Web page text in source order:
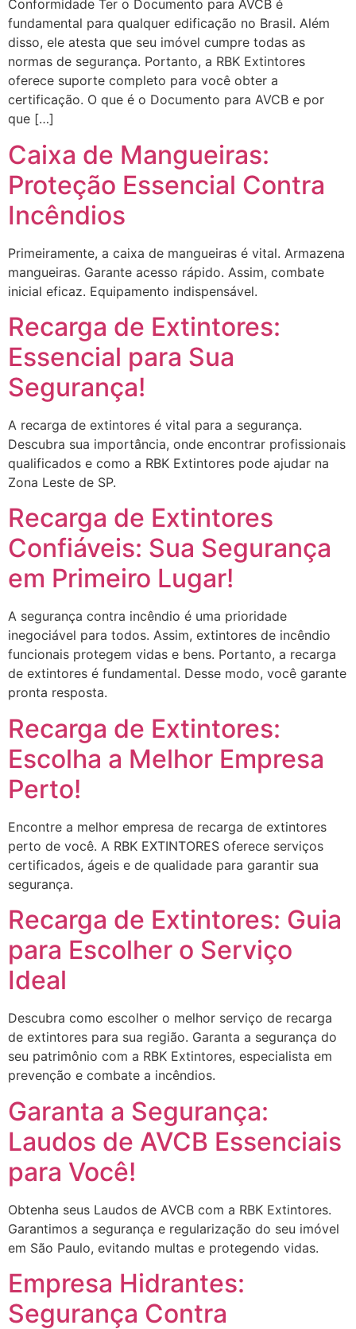
Conformidade Ter o Documento para AVCB é
fundamental para qualquer edificação no Brasil. Além
disso, ele atesta que seu imóvel cumpre todas as
normas de segurança. Portanto, a RBK Extintores
oferece suporte completo para você obter a
certificação. O que é o Documento para AVCB e por
que […]
Caixa de Mangueiras:
Proteção Essencial Contra
Incêndios
Primeiramente, a caixa de mangueiras é vital. Armazena
mangueiras. Garante acesso rápido. Assim, combate
inicial eficaz. Equipamento indispensável.
Recarga de Extintores:
Essencial para Sua
Segurança!
A recarga de extintores é vital para a segurança.
Descubra sua importância, onde encontrar profissionais
qualificados e como a RBK Extintores pode ajudar na
Zona Leste de SP.
Recarga de Extintores
Confiáveis: Sua Segurança
em Primeiro Lugar!
A segurança contra incêndio é uma prioridade
inegociável para todos. Assim, extintores de incêndio
funcionais protegem vidas e bens. Portanto, a recarga
de extintores é fundamental. Desse modo, você garante
pronta resposta.
Recarga de Extintores:
Escolha a Melhor Empresa
Perto!
Encontre a melhor empresa de recarga de extintores
perto de você. A RBK EXTINTORES oferece serviços
certificados, ágeis e de qualidade para garantir sua
segurança.
Recarga de Extintores: Guia
para Escolher o Serviço
Ideal
Descubra como escolher o melhor serviço de recarga
de extintores para sua região. Garanta a segurança do
seu patrimônio com a RBK Extintores, especialista em
prevenção e combate a incêndios.
Garanta a Segurança:
Laudos de AVCB Essenciais
para Você!
Obtenha seus Laudos de AVCB com a RBK Extintores.
Garantimos a segurança e regularização do seu imóvel
em São Paulo, evitando multas e protegendo vidas.
Empresa Hidrantes:
Segurança Contra